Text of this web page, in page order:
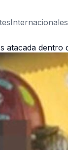
Internacionales
atacada dentro